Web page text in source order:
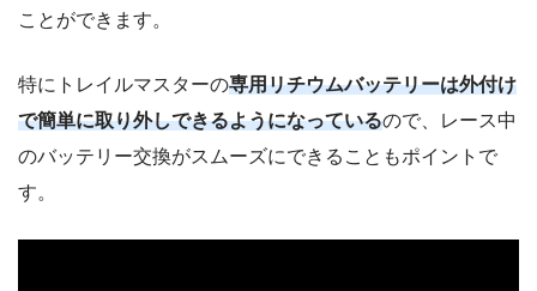
ことができます。
特にトレイルマスターの専用リチウムバッテリーは外付け
で簡単に取り外しできるようになっているので、レース中
のバッテリー交換がスムーズにできることもポイントで
す。